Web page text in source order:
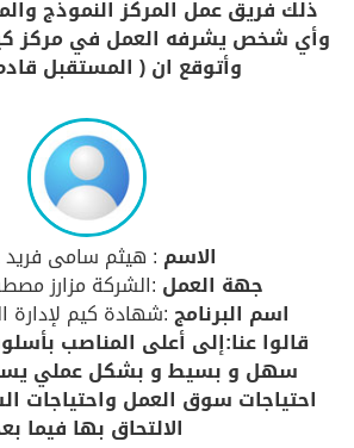
ذلك فريق عمل المركز النموذج
وأي شخص يشرفه العمل في مركز
وأتوقع ان ( المستقبل
الاسم : هيثم سامى
جهة العمل :الشركة مزارز
اسم البرنامج:شهادة كيم لإدارة
قالوا عنا:إلى أعلى المناصب
سهل و بسيط و بشكل عملي
احتياجات سوق العمل واحتياجات
الالتحاق بها فيما